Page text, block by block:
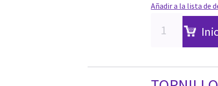
Añadir a la lista de